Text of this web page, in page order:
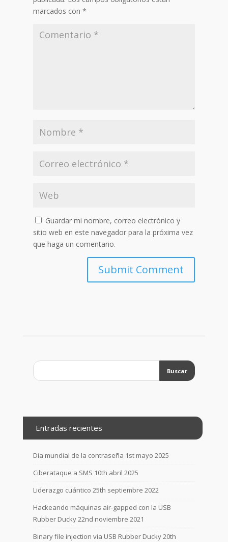
marcados con *
Guardar mi nombre, correo electrónico y
sitio web en este navegador para la próxima vez
que haga un comentario.
Entradas recientes
Dia mundial de la contraseña 1st mayo 2025
Ciberataque a SMS 10th abril 2025
Liderazgo cuántico 25th septiembre 2022
Hackeando máquinas air-gapped con la USB
Rubber Ducky22nd noviembre 2021
Binary file injection via USB Rubber Ducky20th